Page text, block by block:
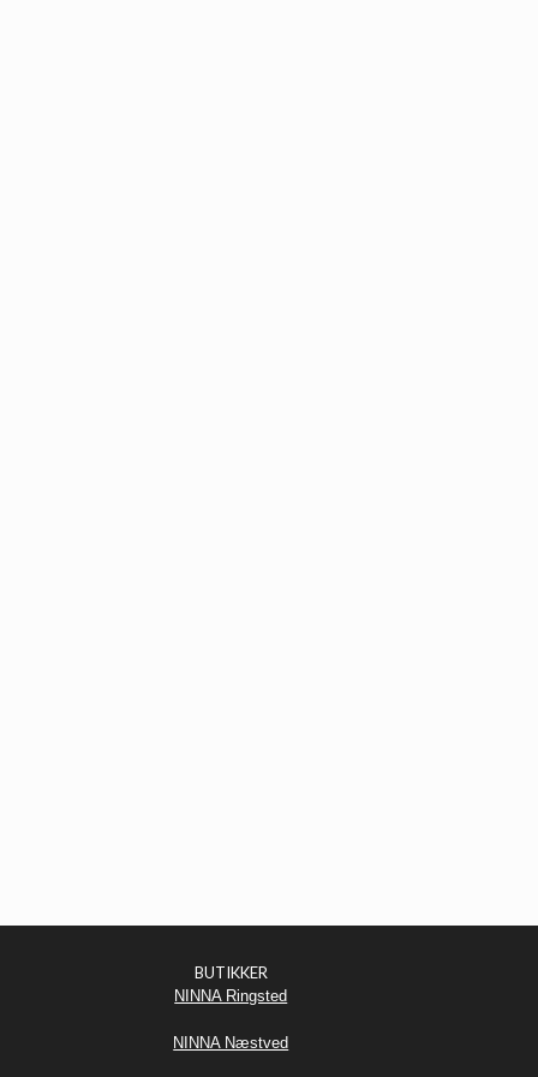
BUTIKKER
NINNA Ringsted
NINNA Næstved